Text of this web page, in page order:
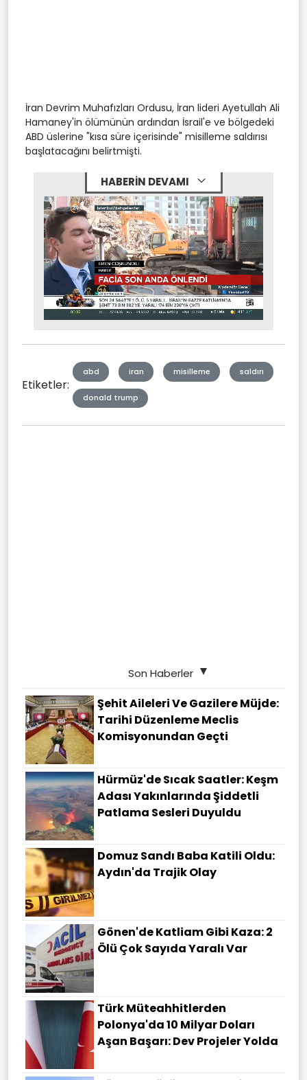
İran Devrim Muhafızları Ordusu, İran lideri Ayetullah Ali
Hamaney'in ölümünün ardından İsrail'e ve bölgedeki
ABD üslerine "kısa süre içerisinde" misilleme saldırısı
başlatacağını belirtmişti.
HABERİN DEVAMI
Mute Stream
Etiketler:
abd iran misilleme saldırı
donald trump
Son Haberler
Şehit Aileleri Ve Gazilere Müjde:
Tarihi Düzenleme Meclis
Komisyonundan Geçti
Hürmüz'de Sıcak Saatler: Keşm
Adası Yakınlarında Şiddetli
Patlama Sesleri Duyuldu
Domuz Sandı Baba Katili Oldu:
Aydın'da Trajik Olay
Gönen'de Katliam Gibi Kaza: 2
Ölü Çok Sayıda Yaralı Var
Türk Müteahhitlerden
Polonya'da 10 Milyar Doları
Aşan Başarı: Dev Projeler Yolda